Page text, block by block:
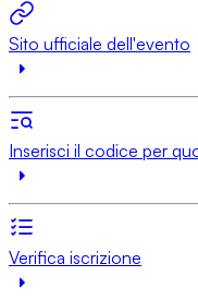
Sito ufficiale dell'evento
Inserisci il codice per
Verifica iscrizione